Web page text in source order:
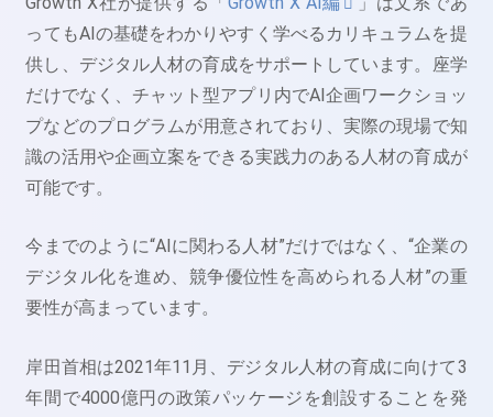
ってもAIの基礎をわかりやすく学べるカリキュラムを提
供し、デジタル人材の育成をサポートしています。座学
だけでなく、チャット型アプリ内でAI企画ワークショッ
プなどのプログラムが用意されており、実際の現場で知
識の活用や企画立案をできる実践力のある人材の育成が
可能です。
今までのように“AIに関わる人材”だけではなく、“企業の
デジタル化を進め、競争優位性を高められる人材”の重
要性が高まっています。
岸田首相は2021年11月、デジタル人材の育成に向けて3
年間で4000億円の政策パッケージを創設することを発